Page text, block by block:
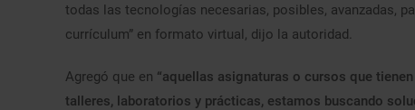
todas las tecnologías necesarias, posibles, avanzadas,
currículum” en formato virtual, dijo la autoridad.
Agregó que en “aquellas asignaturas o cursos que
talleres, laboratorios y prácticas, estamos buscando